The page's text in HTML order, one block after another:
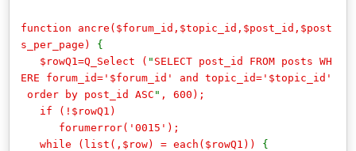
function ancre($forum_id,$topic_id,$post_id,$post
s_per_page) {
$rowQ1=Q_Select ( " SELECT post_id FROM posts WH
ERE forum_id='$forum_id' and topic_id='$topic_id'
order by post_id ASC " , 600);
if (!$rowQ1)
forumerror('0015');
while (list(,$row) = each($rowQ1)) {